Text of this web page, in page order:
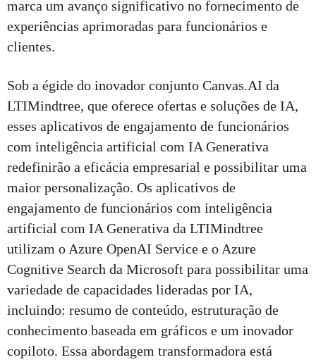
marca um avanço significativo no fornecimento de
experiências aprimoradas para funcionários e
clientes.
Sob a égide do inovador conjunto Canvas.AI da
LTIMindtree, que oferece ofertas e soluções de IA,
esses aplicativos de engajamento de funcionários
com inteligência artificial com IA Generativa
redefinirão a eficácia empresarial e possibilitar uma
maior personalização. Os aplicativos de
engajamento de funcionários com inteligência
artificial com IA Generativa da LTIMindtree
utilizam o Azure OpenAI Service e o Azure
Cognitive Search da Microsoft para possibilitar uma
variedade de capacidades lideradas por IA,
incluindo: resumo de conteúdo, estruturação de
conhecimento baseada em gráficos e um inovador
copiloto. Essa abordagem transformadora está